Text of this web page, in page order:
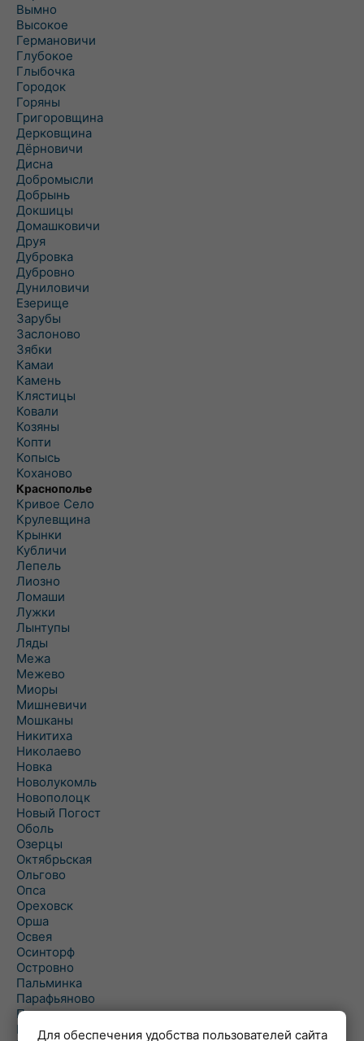
Вымно
Высокое
Германовичи
Глубокое
Глыбочка
Городок
Горяны
Григоровщина
Дерковщина
Дёрновичи
Дисна
Добромысли
Добрынь
Докшицы
Домашковичи
Друя
Дубровка
Дубровно
Дуниловичи
Езерище
Зарубы
Заслоново
Зябки
Камаи
Камень
Клястицы
Ковали
Козяны
Копти
Копысь
Коханово
Краснополье
Кривое Село
Крулевщина
Крынки
Кубличи
Лепель
Лиозно
Ломаши
Лужки
Лынтупы
Ляды
Межа
Межево
Миоры
Мишневичи
Мошканы
Никитиха
Николаево
Новка
Новолукомль
Новополоцк
Новый Погост
Оболь
Озерцы
Октябрьская
Ольгово
Опса
Ореховск
Орша
Освея
Осинторф
Островно
Пальминка
Парафьяново
Плисса
ПовятьеДля обеспечения удобства пользователей сайта